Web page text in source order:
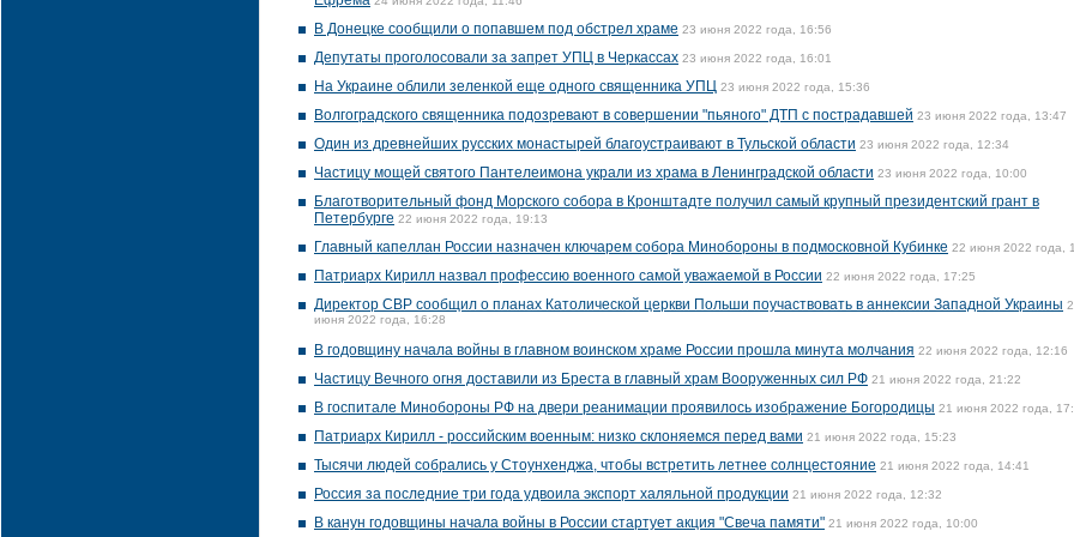
В Донецке сообщили о попавшем под обстрел храме 23 июня 2022 года, 16:56
Депутаты проголосовали за запрет УПЦ в Черкассах 23 июня 2022 года, 16:01
На Украине облили зеленкой еще одного священника УПЦ 23 июня 2022 года, 15:36
Волгоградского священника подозревают в совершении "пьяного" ДТП с пострадавшей 23 июня 2022 года, 13:47
Один из древнейших русских монастырей благоустраивают в Тульской области 23 июня 2022 года, 12:34
Частицу мощей святого Пантелеимона украли из храма в Ленинградской области 23 июня 2022 года, 10:00
Благотворительный фонд Морского собора в Кронштадте получил самый крупный президентский грант в
Петербурге 22 июня 2022 года, 19:13
Главный капеллан России назначен ключарем собора Минобороны в подмосковной Кубинке 22 июня 2022 года,
Патриарх Кирилл назвал профессию военного самой уважаемой в России 22 июня 2022 года, 17:25
Директор СВР сообщил о планах Католической церкви Польши поучаствовать в аннексии Западной Украины
июня 2022 года, 16:28
В годовщину начала войны в главном воинском храме России прошла минута молчания 22 июня 2022 года, 12:16
Частицу Вечного огня доставили из Бреста в главный храм Вооруженных сил РФ 21 июня 2022 года, 21:22
В госпитале Минобороны РФ на двери реанимации проявилось изображение Богородицы 21 июня 2022 года,
Патриарх Кирилл - российским военным: низко склоняемся перед вами 21 июня 2022 года, 15:23
Тысячи людей собрались у Стоунхенджа, чтобы встретить летнее солнцестояние 21 июня 2022 года, 14:41
Россия за последние три года удвоила экспорт халяльной продукции 21 июня 2022 года, 12:32
В канун годовщины начала войны в России стартует акция "Свеча памяти" 21 июня 2022 года, 10:00